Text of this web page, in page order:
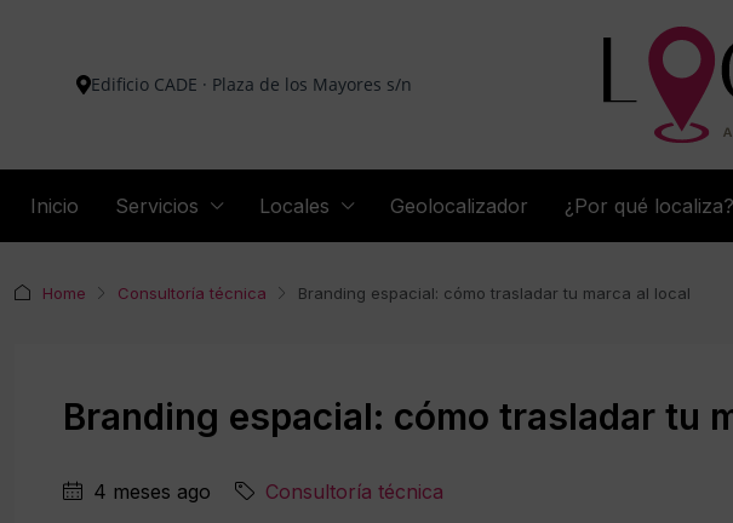
Edificio CADE · Plaza de los Mayores s/n
Inicio Servicios Locales Geolocalizador ¿Por qué localiza?
Home Consultoría técnica Branding espacial: cómo trasladar tu marca al local
Branding espacial: cómo trasladar tu
4 meses ago Consultoría técnica